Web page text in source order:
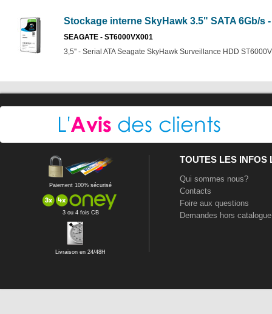
Stockage interne SkyHawk 3.5" SATA 6Gb/s -
SEAGATE - ST6000VX001
3,5'' - Serial ATA Seagate SkyHawk Surveillance HDD
Paiement 100% sécurisé
3 ou 4 fois CB
Livraison en 24/48H
TOUTES LES INFOS
Qui sommes nous?
Contacts
Foire aux questions
Demandes hors catalogue